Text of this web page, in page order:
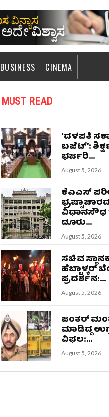
BUSINESS CINEMA
MUST READ
‘ದಳಪತಿ
ಬಜೆಟ್’:
ಭರ್ಜರಿ...
August 5, 2026
ಕೆಎಎಸ್‌
ವಿಧಾನಸೌಧ
ದೂರು...
August 5, 2026
ಸಚಿವ
ಹೆಬ್ಬಾಳ್ಕರ್
ಪ್ರದರ್ಶನ:...
August 5, 2026
ಜಂತರ್
ಮಾಡಿದ್ದ
ವಿಫಲ:...
August 5, 2026